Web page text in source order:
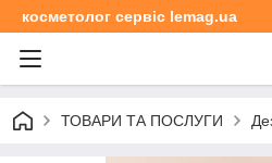
косметолог сервіс lemag.ua
ТОВАРИ ТА ПОСЛУГИ